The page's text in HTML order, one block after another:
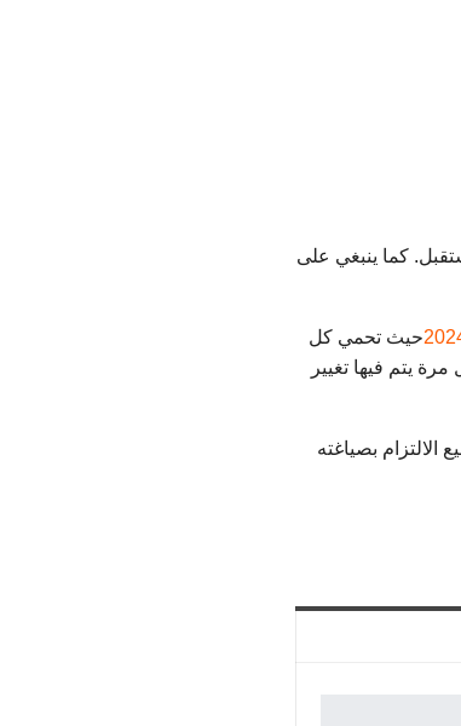
كما ينبغي على
حيث تحمي كل
يتم فيها تغيير
بصياغته